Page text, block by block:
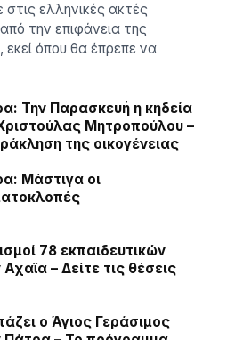
στις ελληνικές ακτές
την επιφάνεια της
όπου θα έπρεπε να
Την Παρασκευή η κηδεία
Μητροπούλου –
της οικογένειας
Μάστιγα οι
78 εκπαιδευτικών
– Δείτε τις θέσεις
ο Άγιος Γεράσιμος